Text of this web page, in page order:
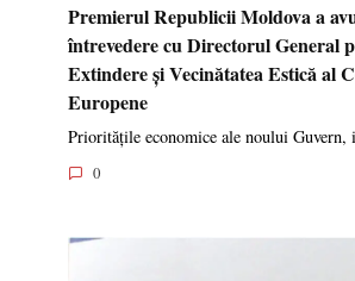
Premierul Republicii Moldova a
întrevedere cu Directorul General
Extindere și Vecinătatea Estică al
Europene
Prioritățile economice ale noului Guvern,
0